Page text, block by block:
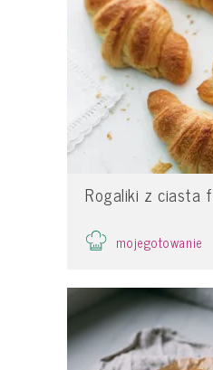
Rogaliki z ciasta
mojegotowanie